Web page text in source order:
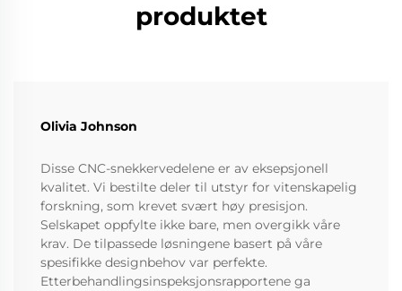
produktet
Olivia Johnson
Disse CNC-snekkervedelene er av eksepsjonell
kvalitet. Vi bestilte deler til utstyr for vitenskapelig
forskning, som krevet svært høy presisjon.
Selskapet oppfylte ikke bare, men overgikk våre
krav. De tilpassede løsningene basert på våre
spesifikke designbehov var perfekte.
Etterbehandlingsinspeksjonsrapportene ga